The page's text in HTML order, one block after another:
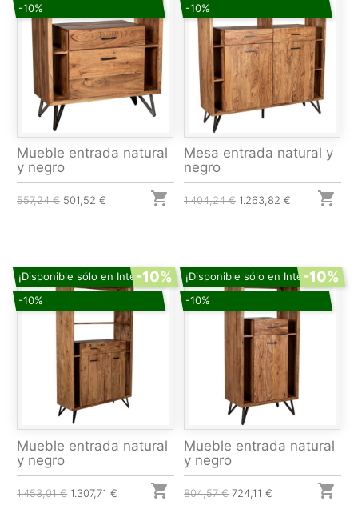
-10%
Mueble entrada natural
y negro
557,24 € 501,52 € 
-10%
Mesa entrada natural y
negro
1.404,24 € 1.263,82 € 
¡Disponible sólo en Internet!
-10%
-10%
Mueble entrada natural
y negro
1.453,01 € 1.307,71 € 
¡Disponible sólo en Internet!
-10%
-10%
Mueble entrada natural
y negro
804,57 € 724,11 € 